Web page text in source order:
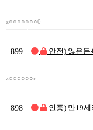
z○○○○○○○0
899 안전) 잃은돈
z○○○○○○r
898 인증) 만19